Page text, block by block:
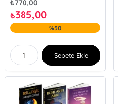
₺770,00
₺385,00
%50
Sepete Ekle